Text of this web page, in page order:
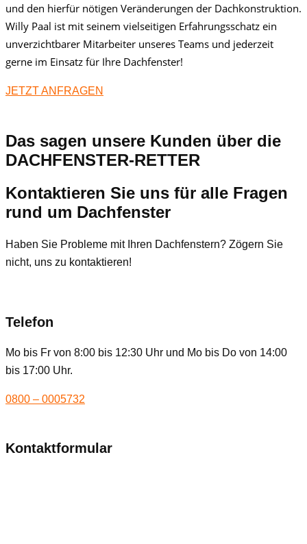
und den hierfür nötigen Veränderungen der Dachkonstruktion.
Willy Paal ist mit seinem vielseitigen Erfahrungsschatz ein
unverzichtbarer Mitarbeiter unseres Teams und jederzeit
gerne im Einsatz für Ihre Dachfenster!
JETZT ANFRAGEN
Das sagen unsere Kunden über die
DACHFENSTER-RETTER
Kontaktieren Sie uns für alle Fragen
rund um Dachfenster
Haben Sie Probleme mit Ihren Dachfenstern? Zögern Sie
nicht, uns zu kontaktieren!
Telefon
Mo bis Fr von 8:00 bis 12:30 Uhr und Mo bis Do von 14:00
bis 17:00 Uhr.
0800 – 0005732
Kontaktformular